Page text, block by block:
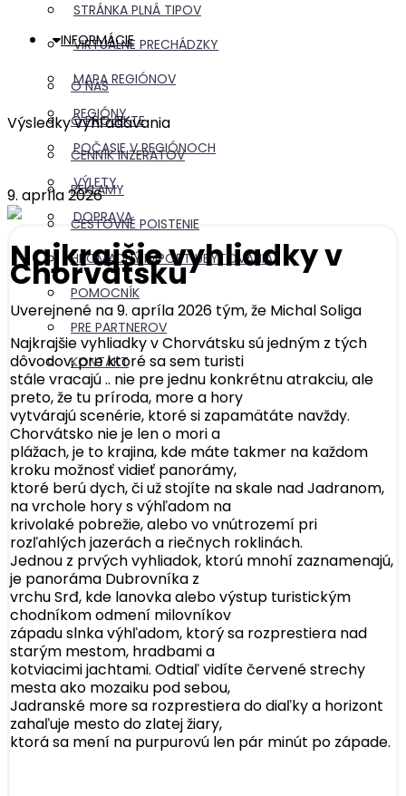
STRÁNKA PLNÁ TIPOV
VIRTUÁLNE PRECHÁDZKY
MAPA REGIÓNOV
REGIÓNY
POČASIE V REGIÓNOCH
VÝLETY
DOPRAVA
INFORMÁCIE
O NÁS
O PROJEKTE
CENNÍK INZERÁTOV
REKLAMY
CESTOVNÉ POISTENIE
HROMADNÝ IMPORT UBYTOVANIA
POMOCNÍK
PRE PARTNEROV
KONTAKT
Výsledky vyhľadávania
9. apríla 2026
Najkrajšie vyhliadky v
Chorvátsku
Uverejnené na 9. apríla 2026 tým, že Michal Soliga
Najkrajšie vyhliadky v Chorvátsku sú jedným z tých
dôvodov, pre ktoré sa sem turisti
stále vracajú .. nie pre jednu konkrétnu atrakciu, ale
preto, že tu príroda, more a hory
vytvárajú scenérie, ktoré si zapamätáte navždy.
Chorvátsko nie je len o mori a
plážach, je to krajina, kde máte takmer na každom
kroku možnosť vidieť panorámy,
ktoré berú dych, či už stojíte na skale nad Jadranom,
na vrchole hory s výhľadom na
krivolaké pobrežie, alebo vo vnútrozemí pri
rozľahlých jazerách a riečnych roklinách.
Jednou z prvých vyhliadok, ktorú mnohí zaznamenajú,
je panoráma Dubrovníka z
vrchu Srđ, kde lanovka alebo výstup turistickým
chodníkom odmení milovníkov
západu slnka výhľadom, ktorý sa rozprestiera nad
starým mestom, hradbami a
kotviacimi jachtami. Odtiaľ vidíte červené strechy
mesta ako mozaiku pod sebou,
Jadranské more sa rozprestiera do diaľky a horizont
zahaľuje mesto do zlatej žiary,
ktorá sa mení na purpurovú len pár minút po západe.